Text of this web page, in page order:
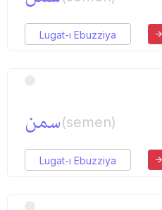
Lugat-ı Ebuzziya
سمن(semen)
Lugat-ı Ebuzziya